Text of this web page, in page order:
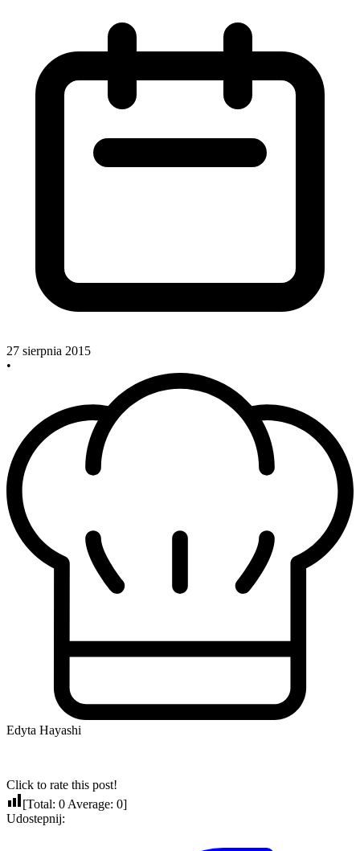
27 sierpnia 2015
•
Edyta Hayashi
Click to rate this post!
[Total: 0 Average: 0]
Udostepnij: